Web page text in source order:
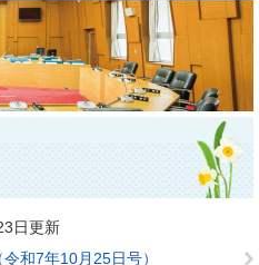
日更新
和7年10月25日号）